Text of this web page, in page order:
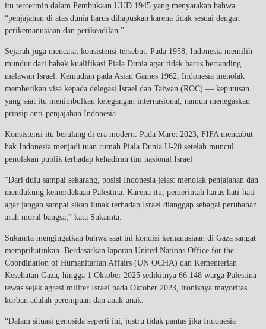
itu tercermin dalam Pembukaan UUD 1945 yang menyatakan bahwa
“penjajahan di atas dunia harus dihapuskan karena tidak sesuai dengan
perikemanusiaan dan perikeadilan.”
Sejarah juga mencatat konsistensi tersebut. Pada 1958, Indonesia memilih
mundur dari babak kualifikasi Piala Dunia agar tidak harus bertanding
melawan Israel. Kemudian pada Asian Games 1962, Indonesia menolak
memberikan visa kepada delegasi Israel dan Taiwan (ROC) — keputusan
yang saat itu menimbulkan ketegangan internasional, namun menegaskan
prinsip anti-penjajahan Indonesia.
Konsistensi itu berulang di era modern. Pada Maret 2023, FIFA mencabut
hak Indonesia menjadi tuan rumah Piala Dunia U-20 setelah muncul
penolakan publik terhadap kehadiran tim nasional Israel
“Dari dulu sampai sekarang, posisi Indonesia jelas: menolak penjajahan dan
mendukung kemerdekaan Palestina. Karena itu, pemerintah harus hati-hati
agar jangan sampai sikap lunak terhadap Israel dianggap sebagai perubahan
arah moral bangsa,” kata Sukamta.
Sukamta mengingatkan bahwa saat ini kondisi kemanusiaan di Gaza sangat
memprihatinkan. Berdasarkan laporan United Nations Office for the
Coordination of Humanitarian Affairs (UN OCHA) dan Kementerian
Kesehatan Gaza, hingga 1 Oktober 2025 sedikitnya 66.148 warga Palestina
tewas sejak agresi militer Israel pada Oktober 2023, ironisnya mayoritas
korban adalah perempuan dan anak-anak.
“Dalam situasi genosida seperti ini, justru tidak pantas jika Indonesia